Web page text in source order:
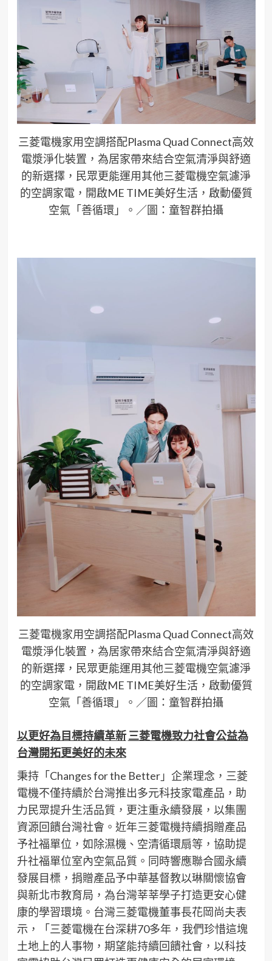
三菱電機家用空調搭配Plasma Quad Connect高效
電漿淨化裝置，為居家帶來結合空氣清淨與舒適
的新選擇，民眾更能運用其他三菱電機空氣濾淨
的空調家電，開啟ME TIME美好生活，啟動優質
空氣「善循環」。／圖：童智群拍攝
三菱電機家用空調搭配Plasma Quad Connect高效
電漿淨化裝置，為居家帶來結合空氣清淨與舒適
的新選擇，民眾更能運用其他三菱電機空氣濾淨
的空調家電，開啟ME TIME美好生活，啟動優質
空氣「善循環」。／圖：童智群拍攝
以更好為目標持續革新 三菱電機致力社會公益為
台灣開拓更美好的未來
秉持「Changes for the Better」企業理念，三菱
電機不僅持續於台灣推出多元科技家電產品，助
力民眾提升生活品質，更注重永續發展，以集團
資源回饋台灣社會。近年三菱電機持續捐贈產品
予社福單位，如除濕機、空清循環扇等，協助提
升社福單位室內空氣品質。同時響應聯合國永續
發展目標，捐贈產品予中華基督教以琳關懷協會
與新北市教育局，為台灣莘莘學子打造更安心健
康的學習環境。台灣三菱電機董事長花岡尚夫表
示，「三菱電機在台深耕70多年，我們珍惜這塊
土地上的人事物，期望能持續回饋社會，以科技